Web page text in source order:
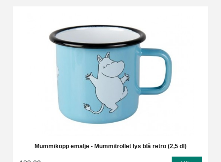
Mummikopp emalje - Mummitrollet lys blå retro (2,5 dl)